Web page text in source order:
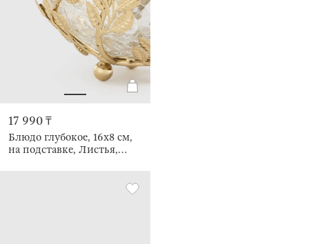
17 990 ₸
Блюдо глубокое, 16х8 см,
на подставке, Листья,